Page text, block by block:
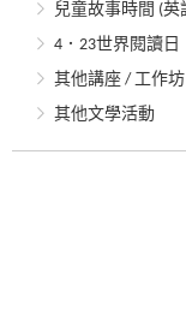
兒童故事時間 (英
4．23世界閱讀日
其他講座 / 工作坊
其他文學活動